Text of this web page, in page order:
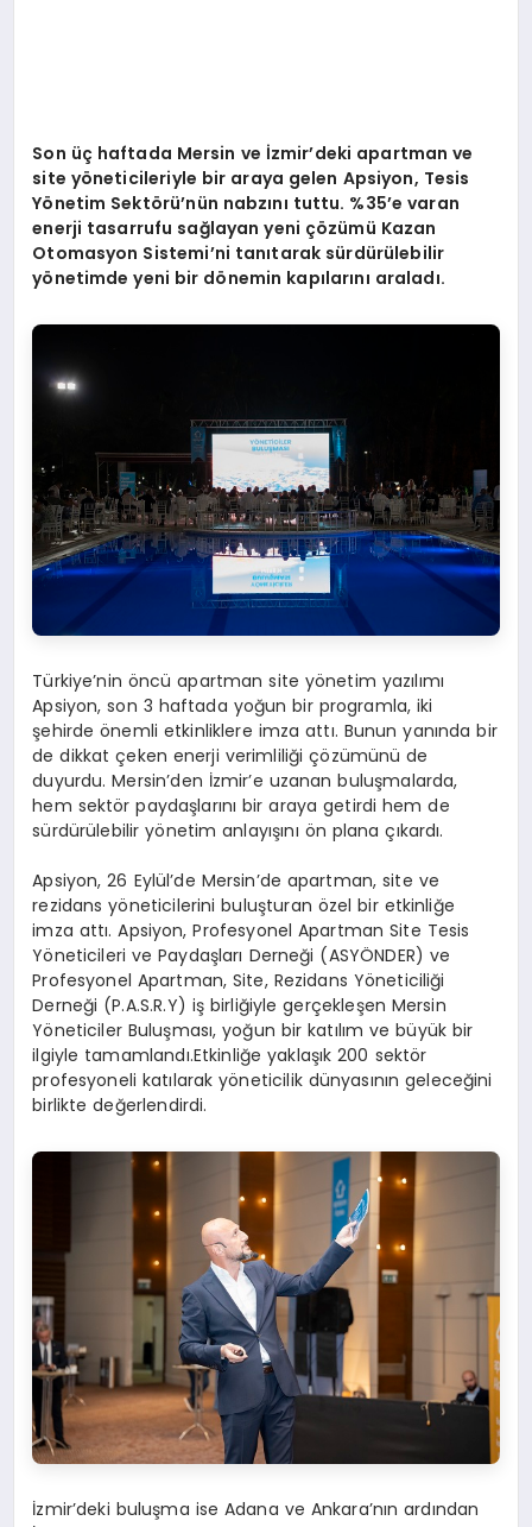
Son üç haftada Mersin ve İzmir’deki apartman ve
site yöneticileriyle bir araya gelen Apsiyon, Tesis
Yönetim Sektörü’nün nabzını tuttu. %35’e varan
enerji tasarrufu sağlayan yeni çözümü Kazan
Otomasyon Sistemi’ni tanıtarak sürdürülebilir
yönetimde yeni bir dönemin kapılarını araladı.
Türkiye’nin öncü apartman site yönetim yazılımı
Apsiyon, son 3 haftada yoğun bir programla, iki
şehirde önemli etkinliklere imza attı. Bunun yanında bir
de dikkat çeken enerji verimliliği çözümünü de
duyurdu. Mersin’den İzmir’e uzanan buluşmalarda,
hem sektör paydaşlarını bir araya getirdi hem de
sürdürülebilir yönetim anlayışını ön plana çıkardı.
Apsiyon, 26 Eylül’de Mersin’de apartman, site ve
rezidans yöneticilerini buluşturan özel bir etkinliğe
imza attı. Apsiyon, Profesyonel Apartman Site Tesis
Yöneticileri ve Paydaşları Derneği (ASYÖNDER) ve
Profesyonel Apartman, Site, Rezidans Yöneticiliği
Derneği (P.A.S.R.Y) iş birliğiyle gerçekleşen Mersin
Yöneticiler Buluşması, yoğun bir katılım ve büyük bir
ilgiyle tamamlandı.Etkinliğe yaklaşık 200 sektör
profesyoneli katılarak yöneticilik dünyasının geleceğini
birlikte değerlendirdi.
İzmir’deki buluşma ise Adana ve Ankara’nın ardından